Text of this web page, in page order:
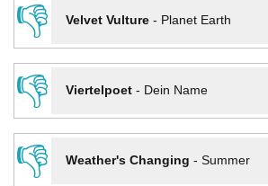
👎
Velvet Vulture- Planet Earth
👎
Viertelpoet- Dein Name
👎
Weather's Changing - Summer